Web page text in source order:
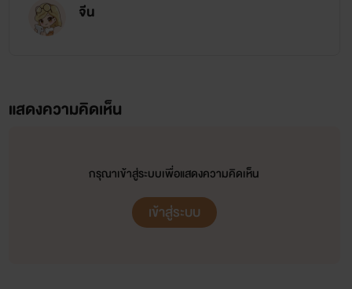
จีน
แสดงความคิดเห็น
กรุณาเข้าสู่ระบบเพื่อแสดงความคิดเห็น
เข้าสู่ระบบ